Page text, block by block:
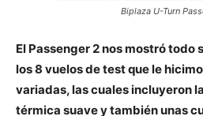
Biplaza U-Turn
El Passenger 2 nos mostró todo
los 8 vuelos de test que le
variadas, las cuales incluyeron
térmica suave y también unas